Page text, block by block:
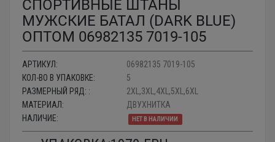
СПОРТИВНЫЕ ШТАНЫ
МУЖСКИЕ БАТАЛ (DARK BLUE)
ОПТОМ 06982135 7019-105
АРТИКУЛ:
06982135 7019-105
КОЛ-ВО В УПАКОВКЕ:
5
РАЗМЕРНЫЙ РЯД: :
2XL,3XL,4XL,5XL,6XL
МАТЕРИАЛ:
ДВУХНИТКА
НАЛИЧИЕ:
НЕТ В НАЛИЧИИ